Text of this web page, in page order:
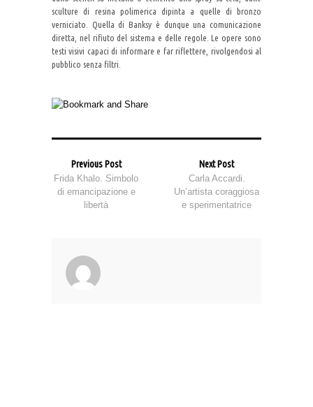
sculture di resina polimerica dipinta a quelle di bronzo
verniciato. Quella di Banksy è dunque una comunicazione
diretta, nel rifiuto del sistema e delle regole. Le opere sono
testi visivi capaci di informare e far riflettere, rivolgendosi al
pubblico senza filtri.
Previous Post
Frida Khalo. Simbolo
di emancipazione e
libertà
Next Post
Carla Accardi.
Un’artista coraggiosa
e sperimentatrice